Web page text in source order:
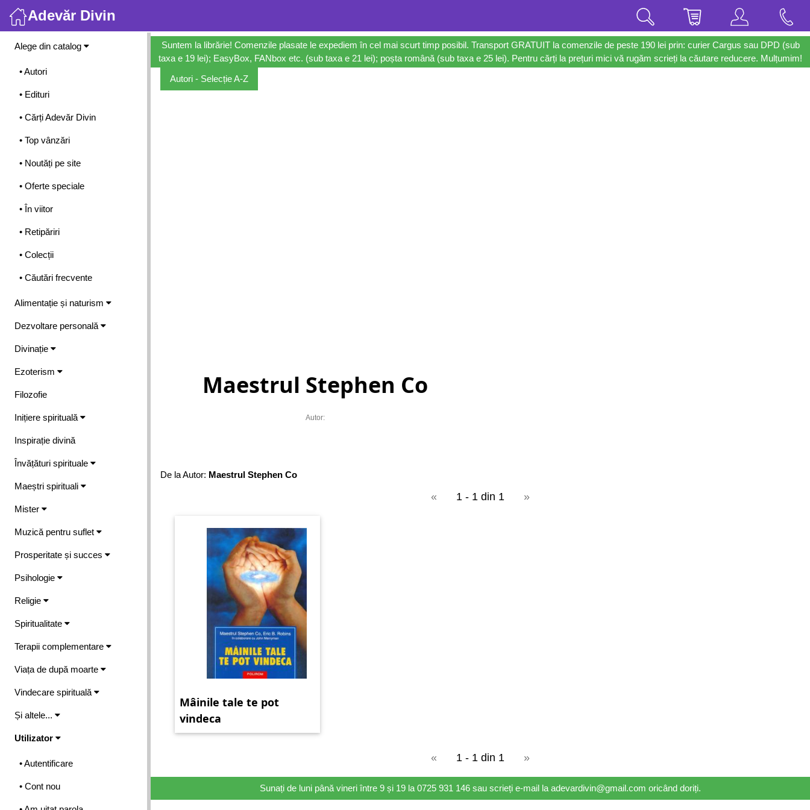
Adevăr Divin
Meniu
Alege din catalog
• Autori
• Edituri
• Cărți Adevăr Divin
• Top vânzări
• Noutăți pe site
• Oferte speciale
• În viitor
• Retipăriri
• Colecții
• Căutări frecvente
Alimentație și naturism
Dezvoltare personală
Divinație
Ezoterism
Filozofie
Inițiere spirituală
Inspirație divină
Învățături spirituale
Maeștri spirituali
Mister
Muzică pentru suflet
Prosperitate și succes
Psihologie
Religie
Spiritualitate
Terapii complementare
Viața de după moarte
Vindecare spirituală
Și altele...
Utilizator
• Autentificare
• Cont nou
Suntem la librărie! Comenzile plasate le expediem în cel mai scurt timp posibil. Transport GRATUIT la comenzile de peste 190 lei prin: curier Cargus sau DPD (sub
taxa e 19 lei); EasyBox, FANbox etc. (sub taxa e 21 lei); poșta română (sub taxa e 25 lei). Pentru cărți la prețuri mici vă rugăm scrieți la căutare reducere. Mulțumim!
Autori - Selecție A-Z
Maestrul Stephen Co
Autor:
De la Autor: Maestrul Stephen Co
« 1 - 1 din 1 »
Mâinile tale te pot
vindeca
« 1 - 1 din 1 »
Sunați de luni până vineri între 9 și 19 la 0725 931 146 sau scrieți e-mail la adevardivin@gmail.com oricând doriți.